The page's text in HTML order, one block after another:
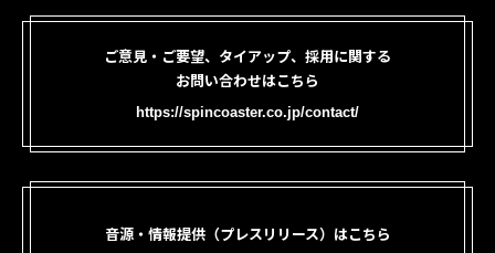
ご意見・ご要望、タイアップ、採用に関する
お問い合わせはこちら
https://spincoaster.co.jp/contact/
音源・情報提供（プレスリリース）はこちら